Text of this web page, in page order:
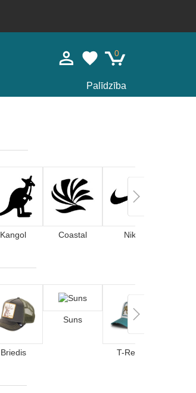
0
Palīdzība
Kangol Coastal Nike
Briedis
Suns
T-Rekss